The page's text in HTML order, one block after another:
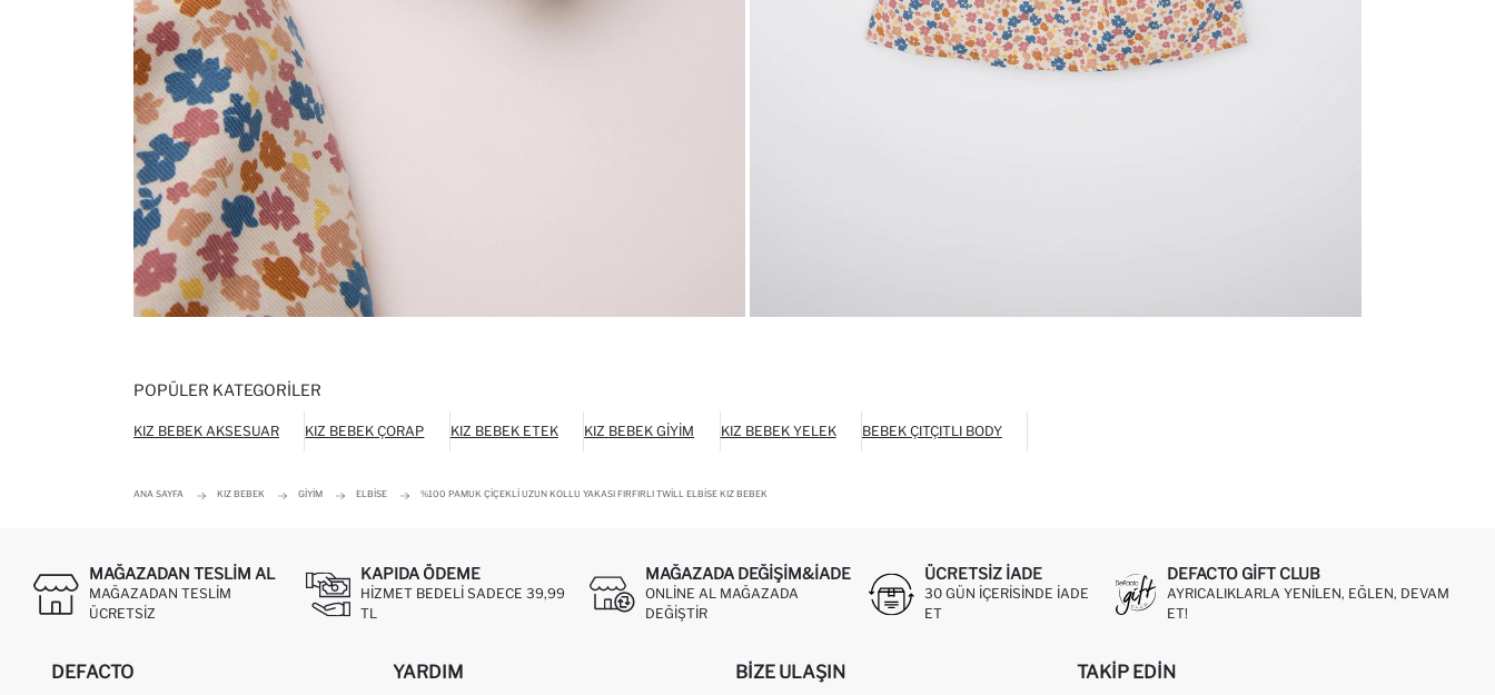
POPÜLER KATEGORILER
KIZ BEBEK AKSESUAR KIZ BEBEK ÇORAP KIZ BEBEK ETEK KIZ BEBEK GIYIM KIZ BEBEK YELEK BEBEK ÇITÇITLI BODY
ANA SAYFA KIZ BEBEK GIYIM ELBISE %100 PAMUK ÇIÇEKLI UZUN KOLLU YAKASI FIRFIRLI TWILL ELBISE KIZ BEBEK
MAĞAZADAN TESLIM AL
MAĞAZADAN TESLIM
ÜCRETSIZ
KAPIDA ÖDEME
HIZMET BEDELI SADECE 39,99
TL
MAĞAZADA DEĞIŞIM&İADE
ONLINE AL MAĞAZADA
DEĞIŞTIR
ÜCRETSIZ IADE
30 GÜN IÇERISINDE IADE
ET
DEFACTO GIFT CLUB
AYRICALIKLARLA YENILEN, EĞLEN, DEVAM
ET!
DEFACTO YARDIM BIZE ULAŞIN TAKIP EDIN